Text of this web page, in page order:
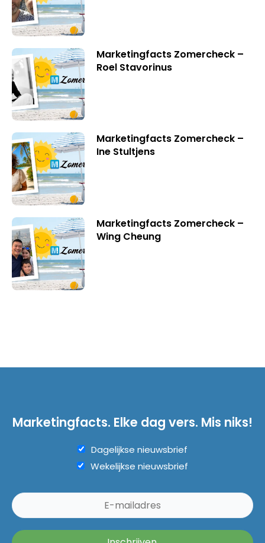
Marketingfacts Zomercheck –
Roel Stavorinus
Marketingfacts Zomercheck –
Ine Stultjens
Marketingfacts Zomercheck –
Wing Cheung
Marketingfacts. Elke dag vers. Mis niks!
Dagelijkse nieuwsbrief
Wekelijkse nieuwsbrief